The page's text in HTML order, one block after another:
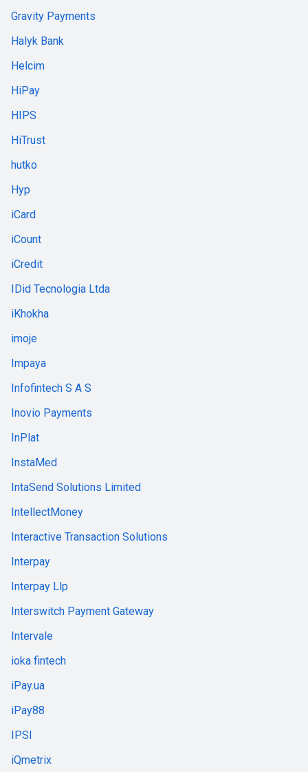
Gravity Payments
Halyk Bank
Helcim
HiPay
HIPS
HiTrust
hutko
Hyp
iCard
iCount
iCredit
IDid Tecnologia Ltda
iKhokha
imoje
Impaya
Infofintech S A S
Inovio Payments
InPlat
InstaMed
IntaSend Solutions Limited
IntellectMoney
Interactive Transaction Solutions
Interpay
Interpay Llp
Interswitch Payment Gateway
Intervale
ioka fintech
iPay.ua
iPay88
IPSI
iQmetrix